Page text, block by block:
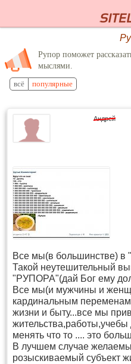
Рупор поможет
мыслями.
всё популярные
Андрей
Все мы(в большинстве) в
Такой неутешительный
"РУПОРА"(дай Бог ему
Все мы(и мужчины и
кардинальным
жизни и быту...все мы
жительства,работы,учебы
менять что то .... это
В лучшем случае
розыскиваемый субъект